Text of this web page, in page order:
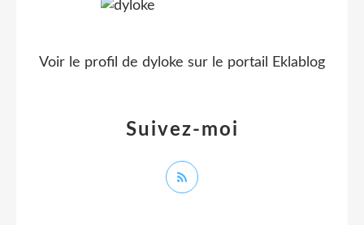
Suivez-moi
Voir le profil de dyloke sur le portail Eklablog